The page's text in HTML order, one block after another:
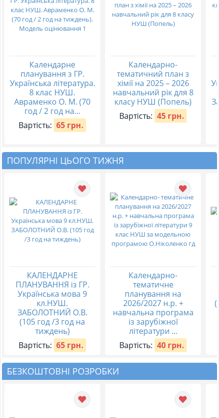
Календарне
планування з ГР.
Українська література.
8 клас НУШ.
Авраменко О. М. (70
год / 2 год на...
Вартість: 65 грн.
Календарно-
тематичний план з
хімії на 2025 – 2026
навчальний рік для 8
класу НУШ (Попель)
Вартість: 45 грн.
ПОПУЛЯРНІ ЦЬОГО ТИЖНЯ
КАЛЕНДАРНЕ
ПЛАНУВАННЯ із ГР.
Українська мова 9
кл.НУШ.
ЗАБОЛОТНИЙ О.В.
(105 год /3 год на
тиждень)
Вартість: 65 грн.
Календарно-
тематичне
планування на
2026/2027 н.р. +
навчальна програма
із зарубіжної
літератури ...
Вартість: 40 грн.
БЕЗКОШТОВНІ РОЗРОБКИ